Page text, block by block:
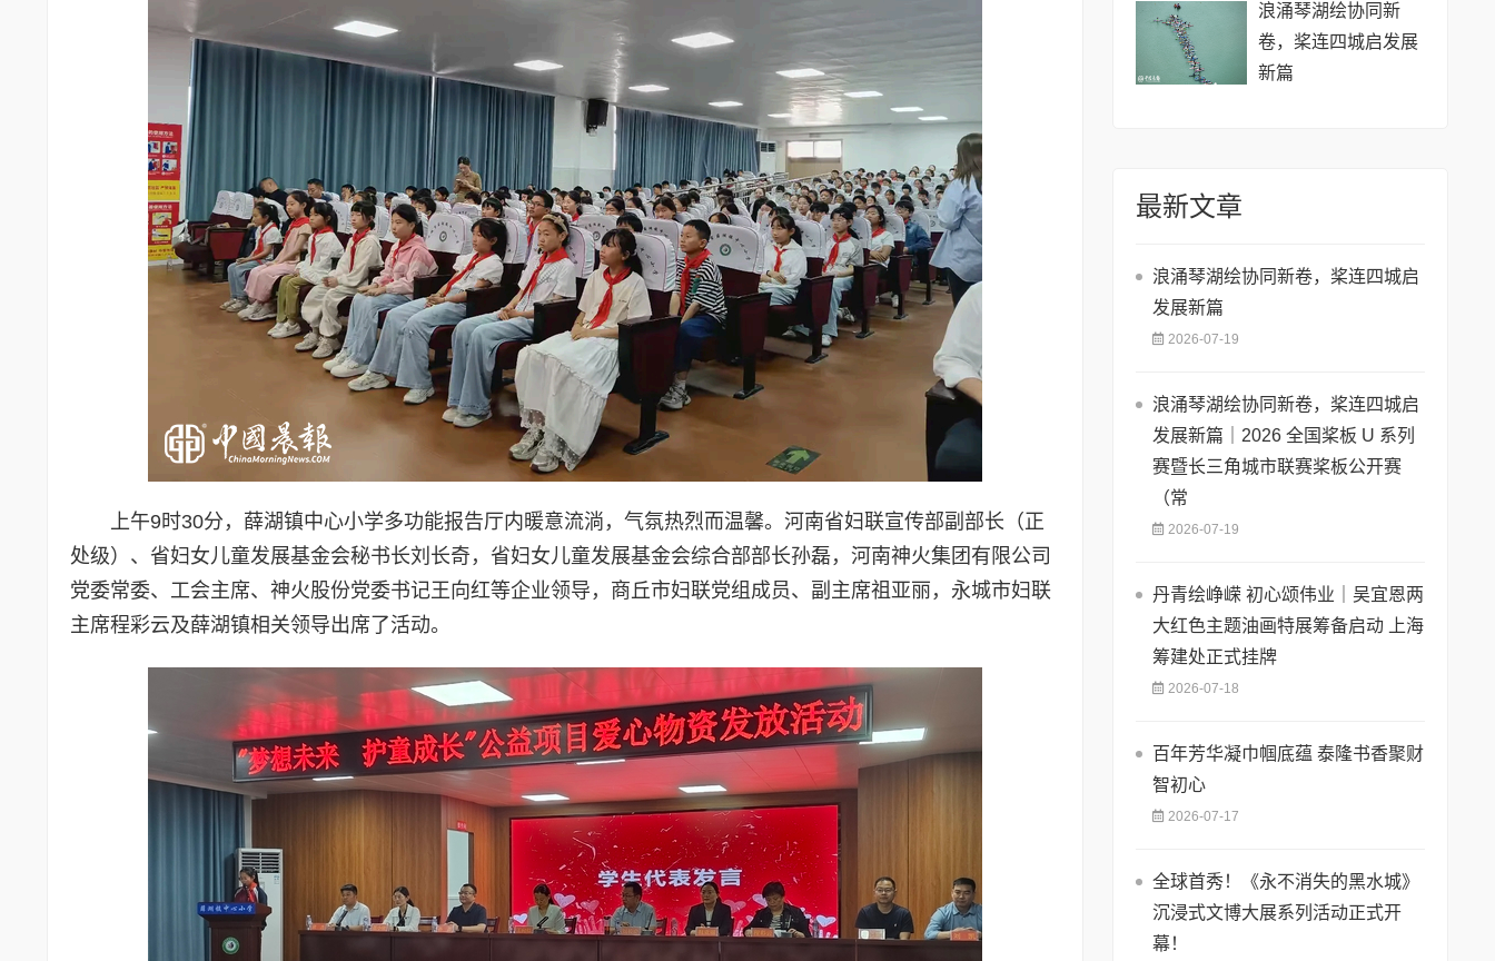
上午9时30分，薛湖镇中心小学多功能报告厅内暖意流淌，气氛热烈而温馨。河南省妇联宣传部副部长（正
处级）、省妇女儿童发展基金会秘书长刘长奇，省妇女儿童发展基金会综合部部长孙磊，河南神火集团有限公司
党委常委、工会主席、神火股份党委书记王向红等企业领导，商丘市妇联党组成员、副主席祖亚丽，永城市妇联
主席程彩云及薛湖镇相关领导出席了活动。
浪涌琴湖绘协同新
卷，桨连四城启发展
新篇
最新文章
浪涌琴湖绘协同新卷，桨连四城启
发展新篇
2026-07-19
浪涌琴湖绘协同新卷，桨连四城启
发展新篇｜2026 全国桨板 U 系列
赛暨长三角城市联赛桨板公开赛
（常
2026-07-19
丹青绘峥嵘 初心颂伟业｜吴宜恩两
大红色主题油画特展筹备启动 上海
筹建处正式挂牌
2026-07-18
百年芳华凝巾帼底蕴 泰隆书香聚财
智初心
2026-07-17
全球首秀！《永不消失的黑水城》
沉浸式文博大展系列活动正式开
幕！